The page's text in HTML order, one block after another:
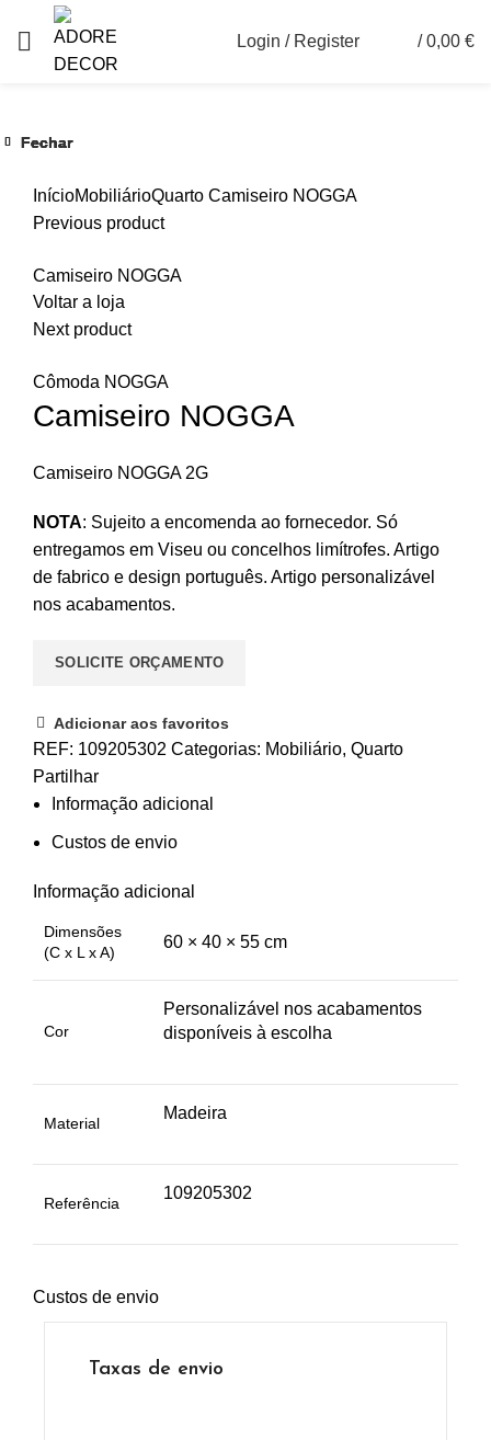
Login / Register / 0,00 €
InícioMobiliárioQuarto Camiseiro NOGGA
Previous product
Camiseiro NOGGA
Voltar a loja
Next product
Cômoda NOGGA
Camiseiro NOGGA
Camiseiro NOGGA 2G
NOTA: Sujeito a encomenda ao fornecedor. Só
entregamos em Viseu ou concelhos limítrofes. Artigo
de fabrico e design português. Artigo personalizável
nos acabamentos.
SOLICITE ORÇAMENTO
Adicionar aos favoritos
REF: 109205302 Categorias: Mobiliário, Quarto
Partilhar
Informação adicional
Custos de envio
Informação adicional
Dimensões
(C x L x A)
60 × 40 × 55 cm
Cor
Personalizável nos acabamentos
disponíveis à escolha
Material
Madeira
Referência
109205302
Custos de envio
Taxas de envio
Fechar
Fechar
Fechar
Fechar
Fechar
Fechar